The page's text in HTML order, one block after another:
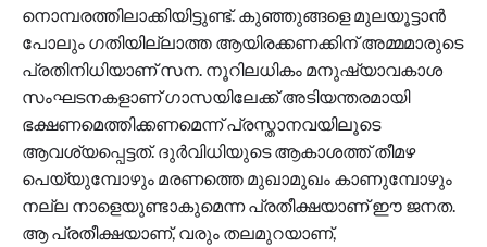
നൊമ്പരത്തിലാക്കിയിട്ടുണ്ട്. കുഞ്ഞുങ്ങളെ മുലയൂട്ടാൻ
പോലും ഗതിയില്ലാത്ത ആയിരക്കണക്കിന് അമ്മമാരുടെ
പ്രതിനിധിയാണ് സന. നൂറിലധികം മനുഷ്യാവകാശ
സംഘടനകളാണ് ഗാസയിലേക്ക് അടിയന്തരമായി
ഭക്ഷണമെത്തിക്കണമെന്ന് പ്രസ്താനവയിലൂടെ
ആവശ്യപ്പെട്ടത്. ദുർവിധിയുടെ ആകാശത്ത് തീമഴ
പെയ്യുമ്പോഴും മരണത്തെ മുഖാമുഖം കാണുമ്പോഴും
നല്ല നാളെയുണ്ടാകുമെന്ന പ്രതീക്ഷയാണ് ഈ ജനത.
ആ പ്രതീക്ഷയാണ്, വരും തലമുറയാണ്,